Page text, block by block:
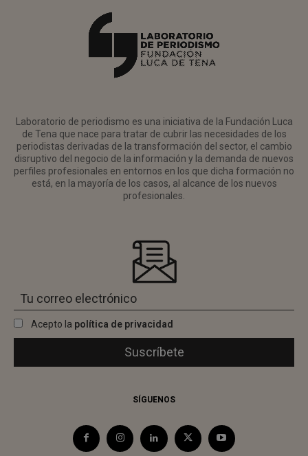
Laboratorio de periodismo es una iniciativa de la Fundación Luca
de Tena que nace para tratar de cubrir las necesidades de los
periodistas derivadas de la transformación del sector, el cambio
disruptivo del negocio de la información y la demanda de nuevos
perfiles profesionales en entornos en los que dicha formación no
está, en la mayoría de los casos, al alcance de los nuevos
profesionales.
Acepto la política de privacidad
SÍGUENOS